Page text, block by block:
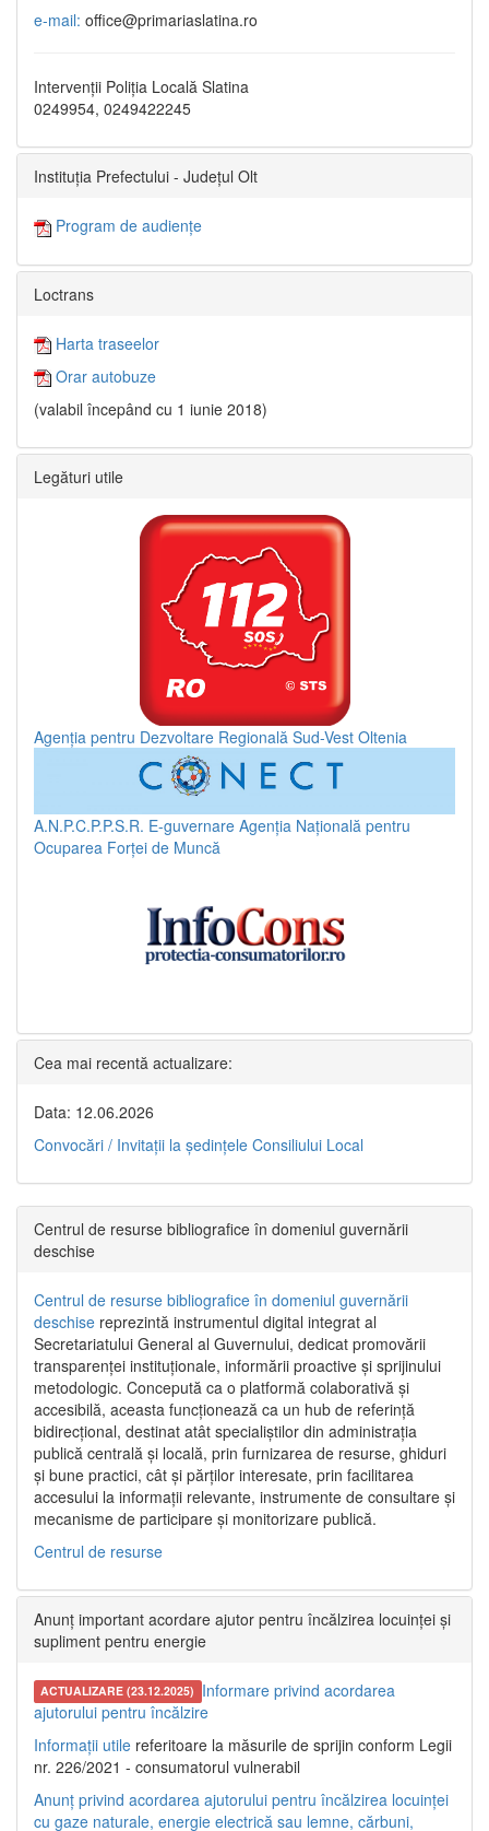
e-mail: office@primariaslatina.ro
Intervenții Poliția Locală Slatina
0249954, 0249422245
Instituția Prefectului - Județul Olt
Program de audiențe
Loctrans
Harta traseelor
Orar autobuze
(valabil începând cu 1 iunie 2018)
Legături utile
Agenția pentru Dezvoltare Regională Sud-Vest Oltenia
A.N.P.C.P.P.S.R. E-guvernare Agenția Națională pentru
Ocuparea Forței de Muncă
Cea mai recentă actualizare:
Data: 12.06.2026
Convocări / Invitaţii la şedinţele Consiliului Local
Centrul de resurse bibliografice în domeniul guvernării
deschise
Centrul de resurse bibliografice în domeniul guvernării
deschise reprezintă instrumentul digital integrat al
Secretariatului General al Guvernului, dedicat promovării
transparenței instituționale, informării proactive și sprijinului
metodologic. Concepută ca o platformă colaborativă și
accesibilă, aceasta funcționează ca un hub de referință
bidirecțional, destinat atât specialiștilor din administrația
publică centrală și locală, prin furnizarea de resurse, ghiduri
și bune practici, cât și părților interesate, prin facilitarea
accesului la informații relevante, instrumente de consultare și
mecanisme de participare și monitorizare publică.
Centrul de resurse
Anunț important acordare ajutor pentru încălzirea locuinței și
supliment pentru energie
ACTUALIZARE (23.12.2025) Informare privind acordarea
ajutorului pentru încălzire
Informații utile referitoare la măsurile de sprijin conform Legii
nr. 226/2021 - consumatorul vulnerabil
Anunț privind acordarea ajutorului pentru încălzirea locuinței
cu gaze naturale, energie electrică sau lemne, cărbuni,